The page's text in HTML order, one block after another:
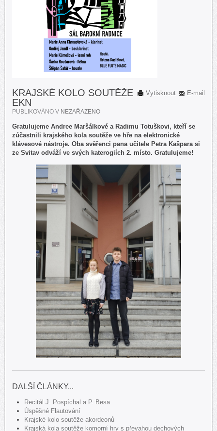
E-mail
Vytisknout
KRAJSKÉ KOLO SOUTĚŽE
EKN
PUBLIKOVÁNO V NEZAŘAZENO
Gratulujeme Andree Maršálkové a Radimu Totuškovi, kteří se
zúčastnili krajského kola soutěže ve hře na elektronické
klávesové nástroje. Oba svěřenci pana učitele Petra Kašpara si
ze Svitav odváží ve svých katerogiích 2. místo. Gratulujeme!
DALŠÍ ČLÁNKY...
Recitál J. Pospíchal a P. Besa
Úspěšné Flautování
Krajské kolo soutěže akordeonů
Krajská kola soutěže komorní hry s převahou dechových